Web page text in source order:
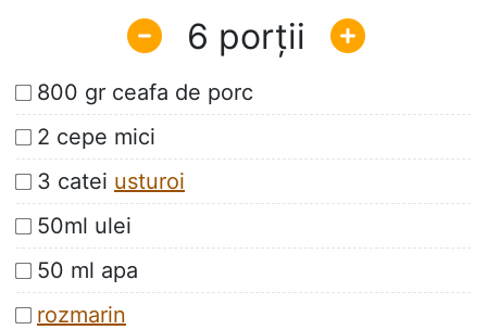
6
800 gr ceafa de porc
2 cepe mici
3 catei usturoi
50ml ulei
50 ml apa
rozmarin